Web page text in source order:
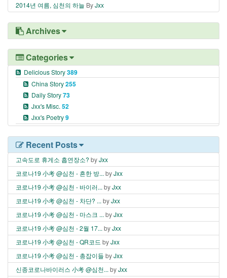
2014년 여름, 심천의 하늘 ByJxx
Archives
Categories
Delicious Story389
China Story255
Daily Story73
Jxx's Misc. 52
Jxx's Poetry9
Recent Posts
고속도로 휴게소 흡연장소? byJxx
코로나19 小考 @심천 - 흔한 방... byJxx
코로나19 小考 @심천 - 바이러... byJxx
코로나19 小考 @심천 - 차단? ... byJxx
코로나19 小考 @심천 - 마스크 ... byJxx
코로나19 小考 @심천 - 2월 17... byJxx
코로나19 小考 @심천 - QR코드 byJxx
코로나19 小考 @심천 - 총잡이들 byJxx
신종코로나바이러스 小考 @심천... byJxx